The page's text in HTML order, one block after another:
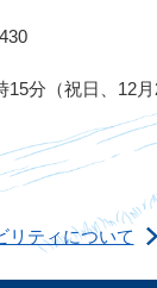
分（祝日、12
リティについて